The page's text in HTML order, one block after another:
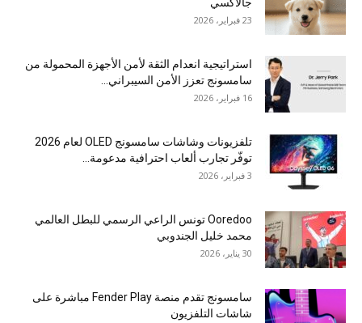
23 فبراير، 2026
استراتيجية انعدام الثقة لأمن الأجهزة المحمولة من
سامسونج تعزز الأمن السيبراني...
16 فبراير، 2026
تلفزيونات وشاشات سامسونج OLED لعام 2026
توفّر تجارب ألعاب احترافية مدعومة...
3 فبراير، 2026
Ooredoo تونس الراعي الرسمي للبطل العالمي
محمد خليل الجندوبي
30 يناير، 2026
سامسونج تقدم منصة Fender Play مباشرة على
شاشات التلفزيون